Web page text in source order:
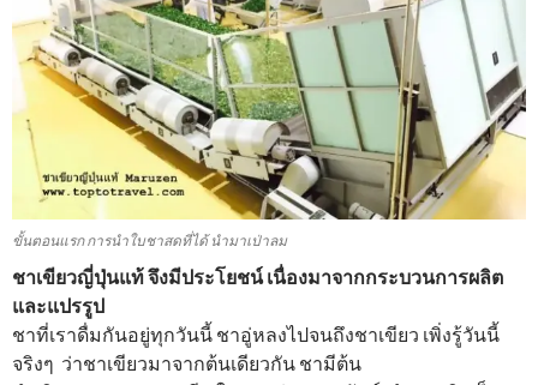
ขั้นตอนแรก การนำใบชาสดที่ได้ นำมาเป่าลม
ชาเขียวญี่ปุ่นแท้ จึงมีประโยชน์ เนื่องมาจากกระบวนการผลิต
และแปรรูป
ชาที่เราดื่มกันอยู่ทุกวันนี้ ชาอู่หลงไปจนถึงชาเขียว เพิ่งรู้วันนี้
จริงๆ ว่าชาเขียวมาจากต้นเดียวกัน ชามีต้น